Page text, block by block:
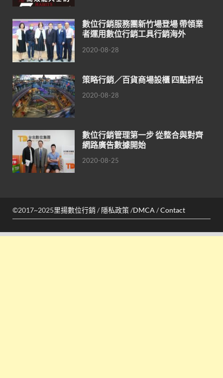
數位行銷服務團新竹場登場 帶領業
者運用數位行銷工具行銷海外
2020-08-28
策略行銷／百貨商場設櫃 四點評估
2020-08-28
數位行銷管理第一步 從整合與對齊
網路廣告數據開始
2020-08-25
©2017~2025里揚數位行銷 / 隱私政策/DMCA /Contact